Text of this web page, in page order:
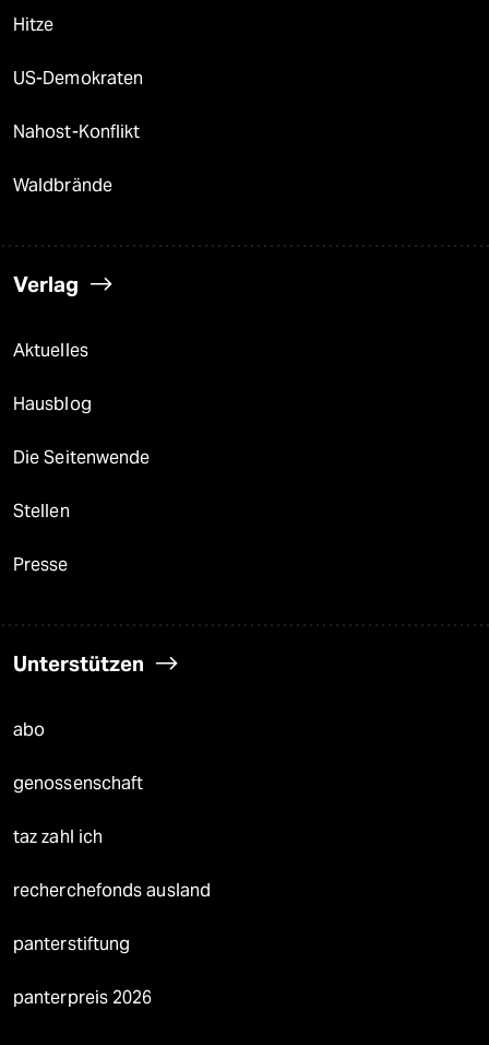
Hitze
US-Demokraten
Nahost-Konflikt
Waldbrände
Verlag
Aktuelles
Hausblog
Die Seitenwende
Stellen
Presse
Unterstützen
abo
genossenschaft
taz zahl ich
recherchefonds ausland
panterstiftung
panterpreis 2026